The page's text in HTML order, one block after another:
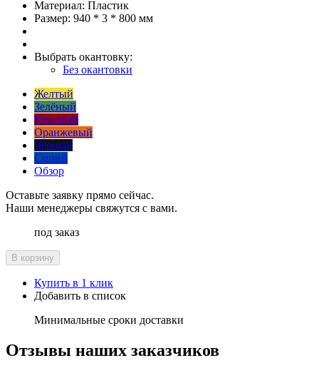
Материал: Пластик
Размер: 940 * 3 * 800 мм
Выбрать окантовку:
Без окантовки
Желтый
Зелёный
Красный
Оранжевый
Чёрный
Синий
Обзор
Оставьте заявку прямо сейчас.
Наши менеджеры свяжутся с вами.
под заказ
В корзину
Купить в 1 клик
Добавить в список
Минимальные сроки доставки
Отзывы наших заказчиков